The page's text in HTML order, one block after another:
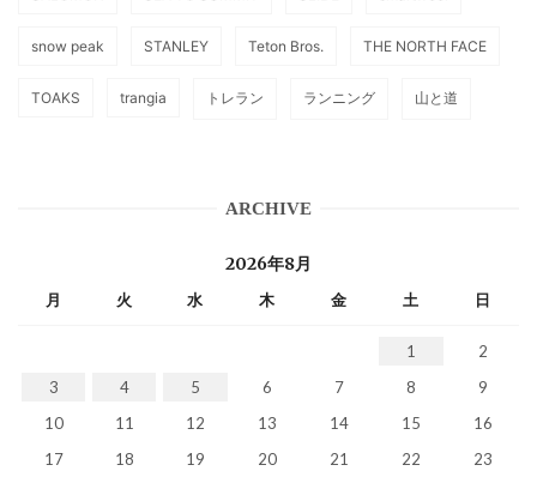
snow peak STANLEY Teton Bros. THE NORTH FACE
TOAKS trangia トレラン ランニング 山と道
ARCHIVE
2026年8月
月 火 水 木 金 土 日
1
2
3
4 5 6 7 8
9
10
11 12 13 14 15
16
17
18 19 20 21 22 23